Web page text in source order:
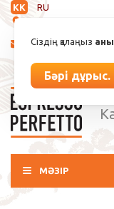
KK
RU
Сіздің қалаңыз
Бәрі дұрыс.
МӘЗІР